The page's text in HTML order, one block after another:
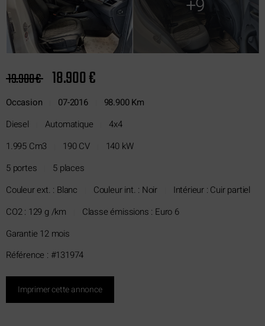
+9
19.900 € 18.900 €
Occasion 07-2016
98.900 Km
Diesel
Automatique
4x4
1.995 Cm3
190 CV
140 kW
5 portes
5 places
Couleur ext. : Blanc
Couleur int. : Noir
Intérieur : Cuir partiel
CO2 : 129 g /km
Classe émissions : Euro 6
Garantie 12 mois
Référence : #131974
Imprimer cette annonce